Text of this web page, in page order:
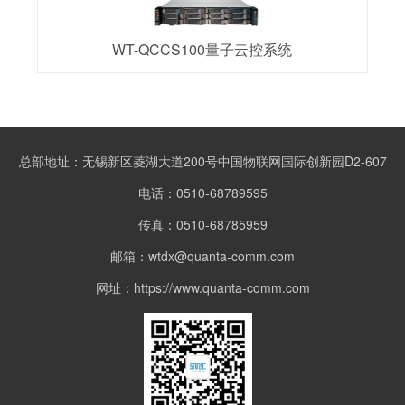
WT-QCCS100量子云控系统
总部地址：无锡新区菱湖大道200号中国物联网国际创新园D2-607
电话：0510-68789595
传真：0510-68785959
邮箱：wtdx@quanta-comm.com
网址：https://www.quanta-comm.com